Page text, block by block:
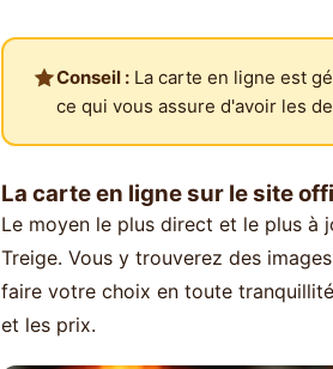
Conseil :La carte en ligne est
ce qui vous assure d'avoir les
La carte en ligne sur le site
Le moyen le plus direct et le plus à
Treige. Vous y trouverez des
faire votre choix en toute
et les prix.